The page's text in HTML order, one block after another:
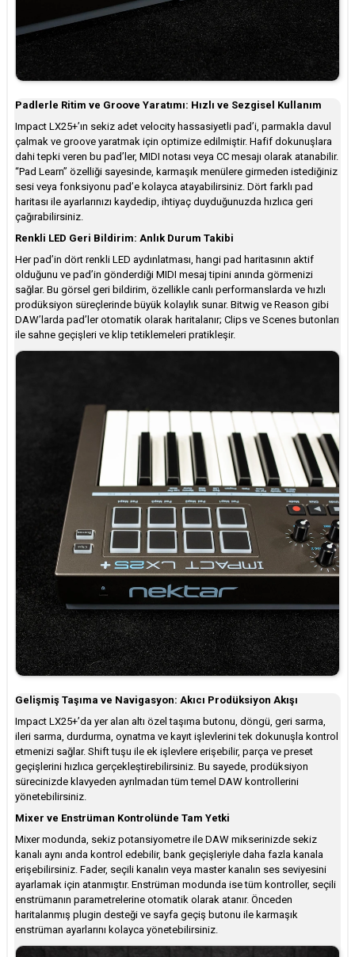
Padlerle Ritim ve Groove Yaratımı: Hızlı ve Sezgisel Kullanım
Impact LX25+’ın sekiz adet velocity hassasiyetli pad’i, parmakla davul
çalmak ve groove yaratmak için optimize edilmiştir. Hafif dokunuşlara
dahi tepki veren bu pad’ler, MIDI notası veya CC mesajı olarak atanabilir.
“Pad Learn” özelliği sayesinde, karmaşık menülere girmeden istediğiniz
sesi veya fonksiyonu pad’e kolayca atayabilirsiniz. Dört farklı pad
haritası ile ayarlarınızı kaydedip, ihtiyaç duyduğunuzda hızlıca geri
çağırabilirsiniz.
Renkli LED Geri Bildirim: Anlık Durum Takibi
Her pad’in dört renkli LED aydınlatması, hangi pad haritasının aktif
olduğunu ve pad’in gönderdiği MIDI mesaj tipini anında görmenizi
sağlar. Bu görsel geri bildirim, özellikle canlı performanslarda ve hızlı
prodüksiyon süreçlerinde büyük kolaylık sunar. Bitwig ve Reason gibi
DAW’larda pad’ler otomatik olarak haritalanır; Clips ve Scenes butonları
ile sahne geçişleri ve klip tetiklemeleri pratikleşir.
Gelişmiş Taşıma ve Navigasyon: Akıcı Prodüksiyon Akışı
Impact LX25+’da yer alan altı özel taşıma butonu, döngü, geri sarma,
ileri sarma, durdurma, oynatma ve kayıt işlevlerini tek dokunuşla kontrol
etmenizi sağlar. Shift tuşu ile ek işlevlere erişebilir, parça ve preset
geçişlerini hızlıca gerçekleştirebilirsiniz. Bu sayede, prodüksiyon
sürecinizde klavyeden ayrılmadan tüm temel DAW kontrollerini
yönetebilirsiniz.
Mixer ve Enstrüman Kontrolünde Tam Yetki
Mixer modunda, sekiz potansiyometre ile DAW mikserinizde sekiz
kanalı aynı anda kontrol edebilir, bank geçişleriyle daha fazla kanala
erişebilirsiniz. Fader, seçili kanalın veya master kanalın ses seviyesini
ayarlamak için atanmıştır. Enstrüman modunda ise tüm kontroller, seçili
enstrümanın parametrelerine otomatik olarak atanır. Önceden
haritalanmış plugin desteği ve sayfa geçiş butonu ile karmaşık
enstrüman ayarlarını kolayca yönetebilirsiniz.